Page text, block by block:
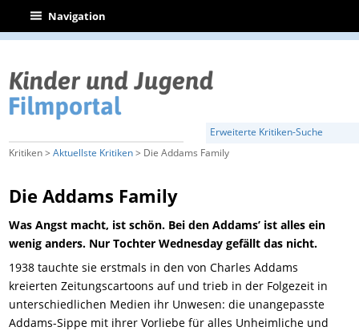
| Navigation
Erweiterte Kritiken-Suche
Kritiken >Aktuellste Kritiken> Die Addams Family
Die Addams Family
Was Angst macht, ist schön. Bei den Addams’ ist alles ein
wenig anders. Nur Tochter Wednesday gefällt das nicht.
1938 tauchte sie erstmals in den von Charles Addams
kreierten Zeitungscartoons auf und trieb in der Folgezeit in
unterschiedlichen Medien ihr Unwesen: die unangepasste
Addams-Sippe mit ihrer Vorliebe für alles Unheimliche und